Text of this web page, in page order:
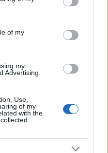
and its third-party tags to
purposes in below Google
of my
my
Advertising.
Use,
of my
with the
kövek
vágányai
:)
elősegítik a közlekedési